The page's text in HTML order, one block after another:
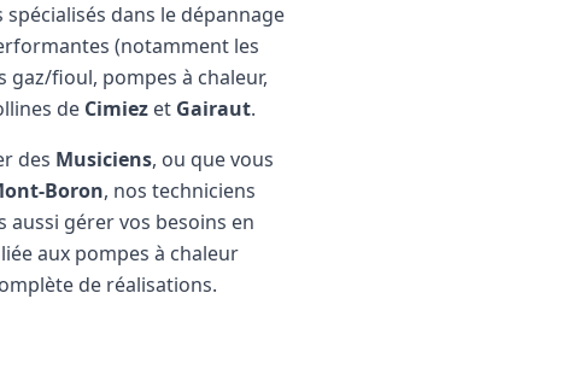
dans le dépannage
(notamment les
fioul, pompes à chaleur,
de Cimiezet Gairaut.
des Musiciens, ou que vous
Boron, nos techniciens
gérer vos besoins en
aux pompes à chaleur
de réalisations.